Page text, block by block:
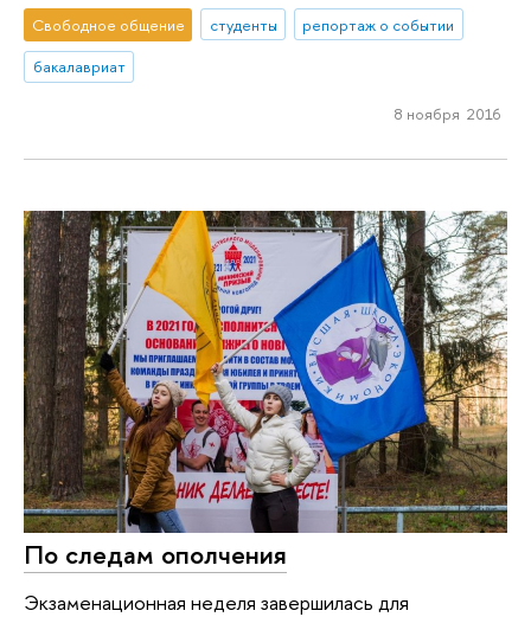
Свободное общение студенты
репортаж о событии
бакалавриат
8 ноября 2016
По следам ополчения
Экзаменационная неделя завершилась для